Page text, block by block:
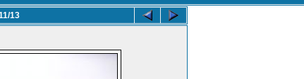
13